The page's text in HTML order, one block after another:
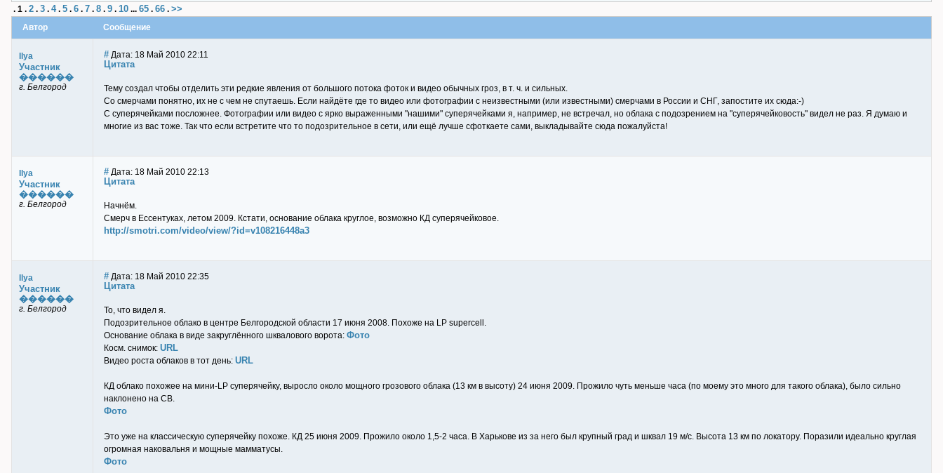
. 1 . 2 . 3 . 4. 5 . 6 . 7 . 8 . 9 . 10 ... 65 . 66 . >>
Автор Сообщение
Ilya
Участник
������
г. Белгород
# Дата: 18 Май 2010 22:11
Цитата
Тему создал чтобы отделить эти редкие явления от большого потока фоток и видео обычных гроз, в т. ч. и сильных.
Со смерчами понятно, их не с чем не спутаешь. Если найдёте где то видео или фотографии с неизвестными (или известными) смерчами в России и СНГ, запостите их сюда:-)
С суперячейками посложнее. Фотографии или видео с ярко выраженными "нашими" суперячейками я, например, не встречал, но облака с подозрением на "суперячейковость" видел не раз. Я думаю и
многие из вас тоже. Так что если встретите что то подозрительное в сети, или ещё лучше сфоткаете сами, выкладывайте сюда пожалуйста!
Ilya
Участник
������
г. Белгород
# Дата: 18 Май 2010 22:13
Цитата
Начнём.
Смерч в Ессентуках, летом 2009. Кстати, основание облака круглое, возможно КД суперячейковое.
http://smotri.com/video/view/?id=v108216448a3
Ilya
Участник
������
г. Белгород
# Дата: 18 Май 2010 22:35
Цитата
То, что видел я.
Подозрительное облако в центре Белгородской области 17 июня 2008. Похоже на LP supercell.
Основание облака в виде закруглённого шквалового ворота: Фото
Косм. снимок: URL
Видео роста облаков в тот день: URL
КД облако похожее на мини-LP суперячейку, выросло около мощного грозового облака (13 км в высоту) 24 июня 2009. Прожило чуть меньше часа (по моему это много для такого облака), было сильно
наклонено на СВ.
Фото
Это уже на классическую суперячейку похоже. КД 25 июня 2009. Прожило около 1,5-2 часа. В Харькове из за него был крупный град и шквал 19 м/с. Высота 13 км по локатору. Поразили идеально круглая
огромная наковальня и мощные мамматусы.
Фото